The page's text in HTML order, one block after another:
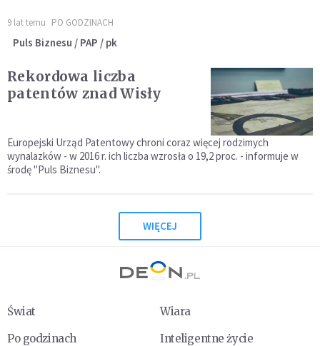
9 lat temu PO GODZINACH
Puls Biznesu / PAP / pk
Rekordowa liczba
patentów znad Wisły
Europejski Urząd Patentowy chroni coraz więcej rodzimych
wynalazków - w 2016 r. ich liczba wzrosła o 19,2 proc. - informuje w
środę "Puls Biznesu".
WIĘCEJ
Świat
Wiara
Po godzinach
Inteligentne życie